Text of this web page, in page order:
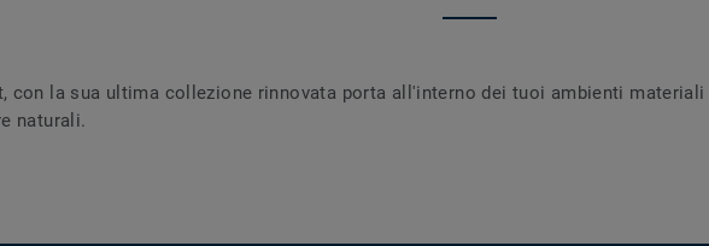
con la sua ultima collezione rinnovata porta all'interno dei tuoi ambienti
naturali.